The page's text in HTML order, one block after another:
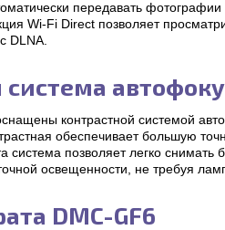
передавать фотографии
Wi-Fi Direct позволяет
DLNA.
контрастной системой
обеспечивает большую
система позволяет легко снимать
освещенности, не требуя
DMC-GF6